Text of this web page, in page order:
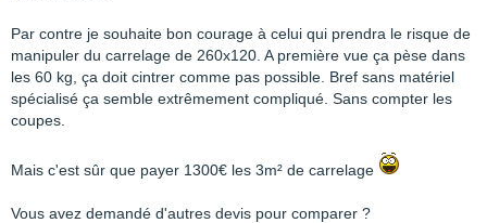
Par contre je souhaite bon courage à celui qui prendra le risque de
manipuler du carrelage de 260x120. A première vue ça pèse dans
les 60 kg, ça doit cintrer comme pas possible. Bref sans matériel
spécialisé ça semble extrêmement compliqué. Sans compter les
coupes.
Mais c'est sûr que payer 1300€ les 3m² de carrelage
Vous avez demandé d'autres devis pour comparer ?